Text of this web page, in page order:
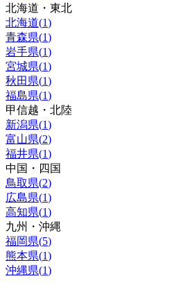
北海道・東北
北海道(1)
青森県(1)
岩手県(1)
宮城県(1)
秋田県(1)
福島県(1)
甲信越・北陸
新潟県(1)
富山県(2)
福井県(1)
中国・四国
鳥取県(2)
広島県(1)
高知県(1)
九州・沖縄
福岡県(5)
熊本県(1)
沖縄県(1)